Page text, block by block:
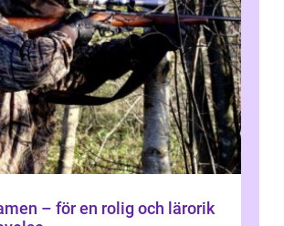
– för en rolig och lärorik